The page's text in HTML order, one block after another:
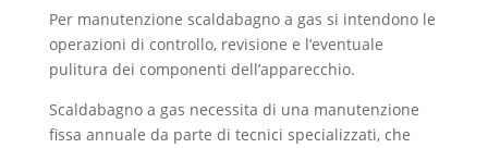
Per manutenzione scaldabagno a gas si intendono le
operazioni di controllo, revisione e l’eventuale
pulitura dei componenti dell’apparecchio.
Scaldabagno a gas necessita di una manutenzione
fissa annuale da parte di tecnici specializzati, che